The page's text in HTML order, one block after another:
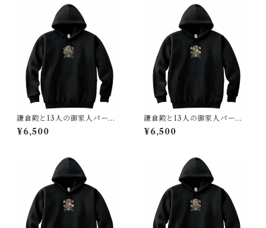
鎌倉殿と13人の御家人パーカ
ー（鎌倉時代 日本）金色Ve
r.
¥6,500
鎌倉殿と13人の御家人パーカ
ー（鎌倉時代 日本）回転オ
リジナルver.
¥6,500